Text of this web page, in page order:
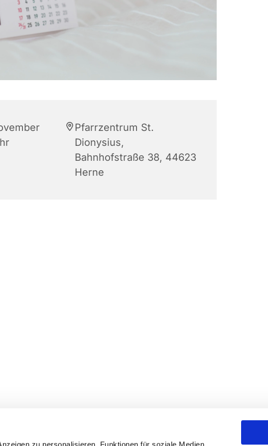
Pfarrzentrum St.
Dionysius,
Bahnhofstraße 38, 44623
Herne